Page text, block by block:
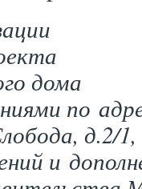
дома
по
д.2/
и